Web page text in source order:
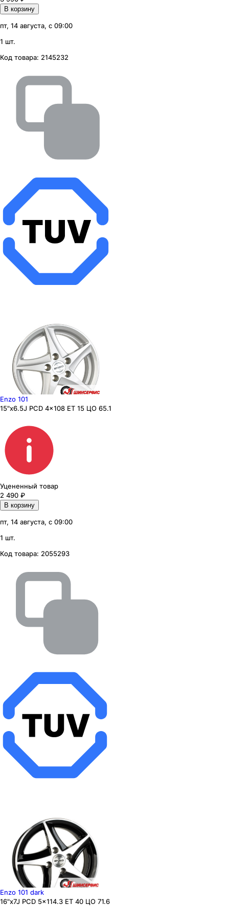
В корзину
пт, 14 августа, с 09:00
1 шт.
Код товара: 2145232
Enzo 101
15"x6.5J PCD 4x108 ЕТ 15 ЦО 65.1
Уцененный товар
2 490 ₽
В корзину
пт, 14 августа, с 09:00
1 шт.
Код товара: 2055293
Enzo 101 dark
16"x7J PCD 5x114.3 ЕТ 40 ЦО 71.6